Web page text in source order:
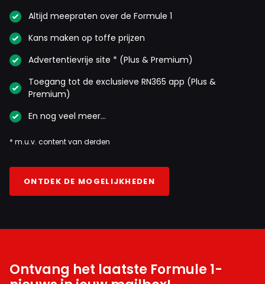
Altijd meepraten over de Formule 1
Kans maken op toffe prijzen
Advertentievrije site * (Plus & Premium)
Toegang tot de exclusieve RN365 app (Plus &
Premium)
En nog veel meer…
* m.u.v. content van derden
ONTDEK DE MOGELIJKHEDEN
Ontvang het laatste Formule 1-